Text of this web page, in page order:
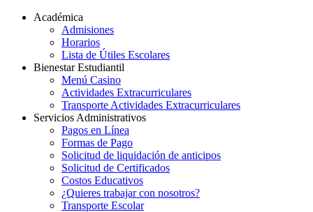
Académica
Admisiones
Horarios
Lista de Útiles Escolares
Bienestar Estudiantil
Menú Casino
Actividades Extracurriculares
Transporte Actividades Extracurriculares
Servicios Administrativos
Pagos en Línea
Formas de Pago
Solicitud de liquidación de anticipos
Solicitud de Certificados
Costos Educativos
¿Quieres trabajar con nosotros?
Transporte Escolar